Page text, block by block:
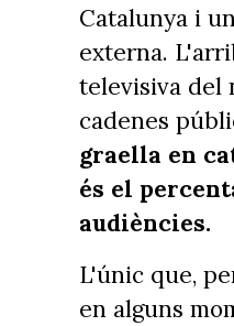
Catalunya i
externa.
televisiva del
cadenes
graella en
és el
audiències.
L'únic que,
en alguns